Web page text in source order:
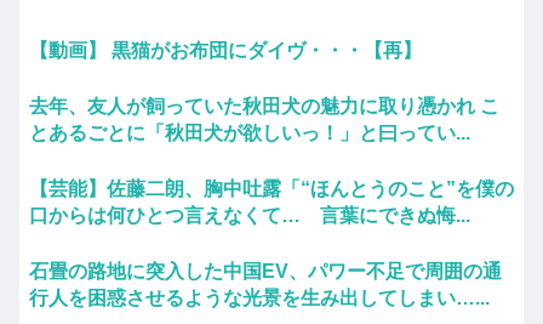
【動画】 黒猫がお布団にダイヴ・・・【再】
去年、友人が飼っていた秋田犬の魅力に取り憑かれ こ
とあるごとに「秋田犬が欲しいっ！」と曰ってい...
【芸能】佐藤二朗、胸中吐露「“ほんとうのこと”を僕の
口からは何ひとつ言えなくて… 言葉にできぬ悔...
石畳の路地に突入した中国EV、パワー不足で周囲の通
行人を困惑させるような光景を生み出してしまい…...